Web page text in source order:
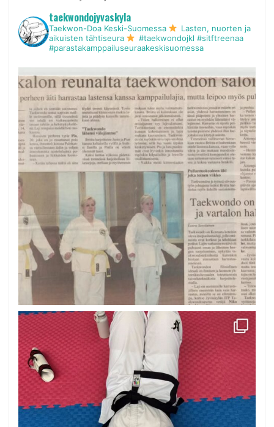
taekwondojyvaskyla
Taekwon-Doa Keski-Suomessa
Lasten, nuorten ja
aikuisten tähtiseura
#taekwondojkl #sitftreenaa
#parastakamppailuseuraakeskisuomessa